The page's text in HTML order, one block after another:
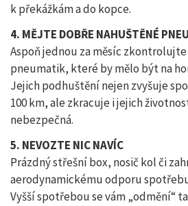
k překážkám a do kopce.
4. MĚJTE DOBŘE NAHUŠTĚNÉ
Aspoň jednou za měsíc
pneumatik, které by mělo být na
Jejich podhuštění nejen zvyšuje
100 km, ale zkracuje i jejich
nebezpečná.
5. NEVOZTE NIC NAVÍC
Prázdný střešní box, nosič kol či
aerodynamickému odporu
Vyšší spotřebou se vám „odmění“